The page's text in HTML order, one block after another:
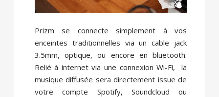
Prizm se connecte simplement à vos
enceintes traditionnelles via un cable jack
3.5mm, optique, ou encore en bluetooth.
Relié à internet via une connexion Wi-Fi, la
musique diffusée sera directement issue de
votre compte Spotify, Soundcloud ou